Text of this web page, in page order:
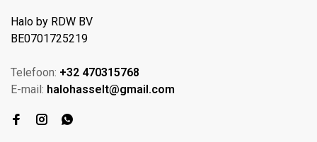
Halo by RDW BV
BE0701725219
Telefoon: +32 470315768
E-mail: halohasselt@gmail.com